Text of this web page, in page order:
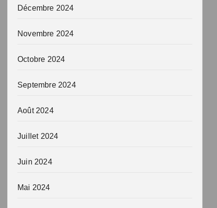
Décembre 2024
Novembre 2024
Octobre 2024
Septembre 2024
Août 2024
Juillet 2024
Juin 2024
Mai 2024